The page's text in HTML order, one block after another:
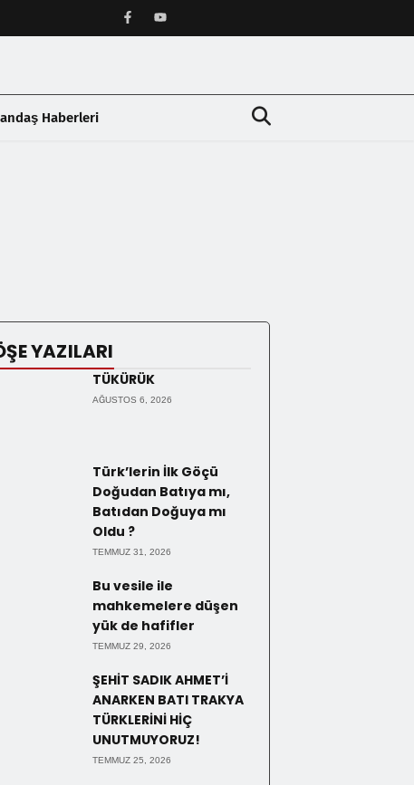
Haberleri
YAZILARI
TÜKÜRÜK
AĞUSTOS 6, 2026
Türk’lerin İlk Göçü
Doğudan Batıya mı,
Batıdan Doğuya mı
Oldu ?
TEMMUZ 31, 2026
Bu vesile ile
mahkemelere düşen
yük de hafifler
TEMMUZ 29, 2026
ŞEHİT SADIK AHMET’İ
ANARKEN BATI TRAKYA
TÜRKLERİNİ HİÇ
UNUTMUYORUZ!
TEMMUZ 25, 2026